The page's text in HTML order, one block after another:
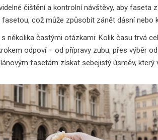
čištění a kontrolní návštěvy, aby faseta
fasetou, což může způsobit zánět dásní nebo
několika častými otázkami: Kolik času trvá
odpoví – od přípravy zubu, přes výběr
fasetám získat sebejistý úsměv, který